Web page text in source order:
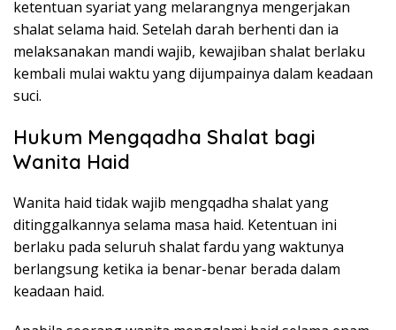
ketentuan syariat yang melarangnya mengerjakan
shalat selama haid. Setelah darah berhenti dan ia
melaksanakan mandi wajib, kewajiban shalat berlaku
kembali mulai waktu yang dijumpainya dalam keadaan
suci.
Hukum Mengqadha Shalat bagi
Wanita Haid
Wanita haid tidak wajib mengqadha shalat yang
ditinggalkannya selama masa haid. Ketentuan ini
berlaku pada seluruh shalat fardu yang waktunya
berlangsung ketika ia benar-benar berada dalam
keadaan haid.